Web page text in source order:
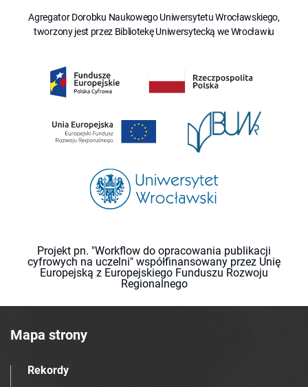
Agregator Dorobku Naukowego Uniwersytetu Wrocławskiego,
tworzony jest przez Bibliotekę Uniwersytecką we Wrocławiu
Projekt pn. "Workflow do opracowania publikacji
cyfrowych na uczelni" współfinansowany przez Unię
Europejską z Europejskiego Funduszu Rozwoju
Regionalnego
Mapa strony
Rekordy